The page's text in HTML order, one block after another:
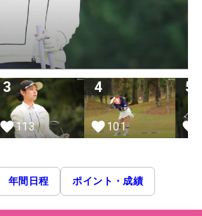
3
113
4
101
5
年間日程 ポイント・成績